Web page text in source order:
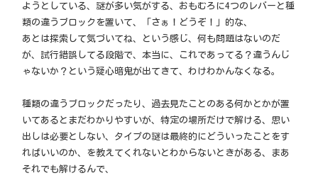
ようとしている、謎が多い気がする、おもむろに4つのレバーと種
類の違うブロックを置いて、「さぁ！どうぞ！」的な、
あとは探索して気づいてね、という感じ、何も問題はないのだ
が、試行錯誤してる段階で、本当に、これであってる？違うんじ
ゃないか？という疑心暗鬼が出てきて、わけわかんなくなる。
種類の違うブロックだったり、過去見たことのある何かとかが置
いてあるとまだわかりやすいが、特定の場所だけで解ける、思い
出しは必要としない、タイプの謎は最終的にどういったことをす
ればいいのか、を教えてくれないとわからないときがある、まあ
それでも解けるんで、